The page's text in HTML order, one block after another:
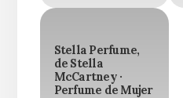
Stella Perfume,
de Stella
McCartney ·
Perfume de Mujer